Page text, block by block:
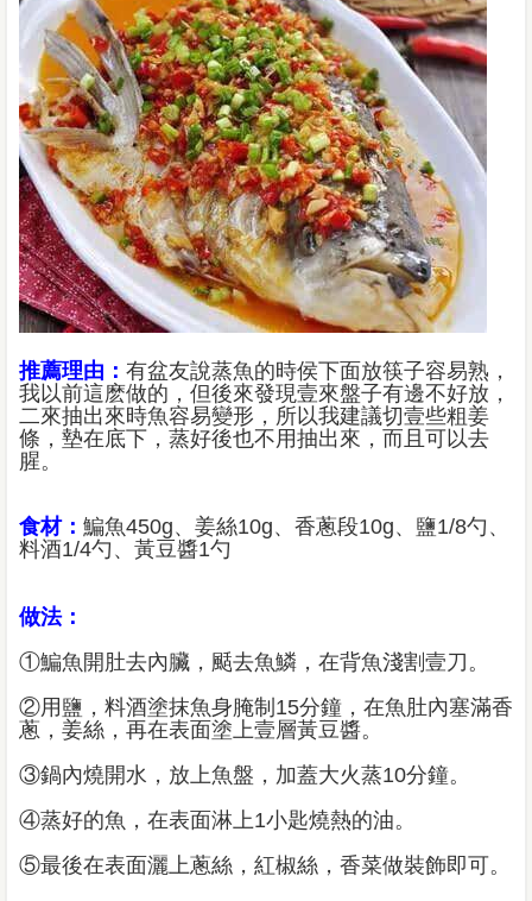
推薦理由： 有盆友說蒸魚的時侯下面放筷子容易熟，
我以前這麽做的，但後來發現壹來盤子有邊不好放，
二來抽出來時魚容易變形，所以我建議切壹些粗姜
條，墊在底下，蒸好後也不用抽出來，而且可以去
腥。
食材： 鯿魚450g、姜絲10g、香蔥段10g、鹽1/8勺、
料酒1/4勺、黃豆醬1勺
做法：
①鯿魚開肚去內臟，颳去魚鱗，在背魚淺割壹刀。
②用鹽，料酒塗抹魚身腌制15分鐘，在魚肚內塞滿香
蔥，姜絲，再在表面塗上壹層黃豆醬。
③鍋內燒開水，放上魚盤，加蓋大火蒸10分鐘。
④蒸好的魚，在表面淋上1小匙燒熱的油。
⑤最後在表面灑上蔥絲，紅椒絲，香菜做裝飾即可。